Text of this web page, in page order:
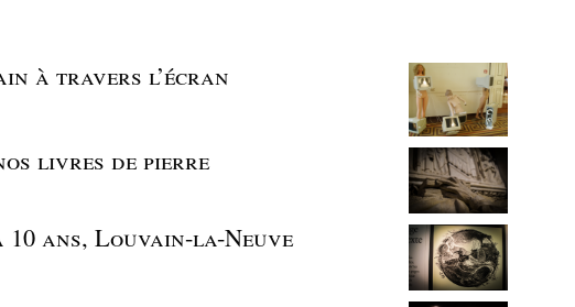
à travers l’écran
livres de pierre
10 ans, Louvain-la-Neuve